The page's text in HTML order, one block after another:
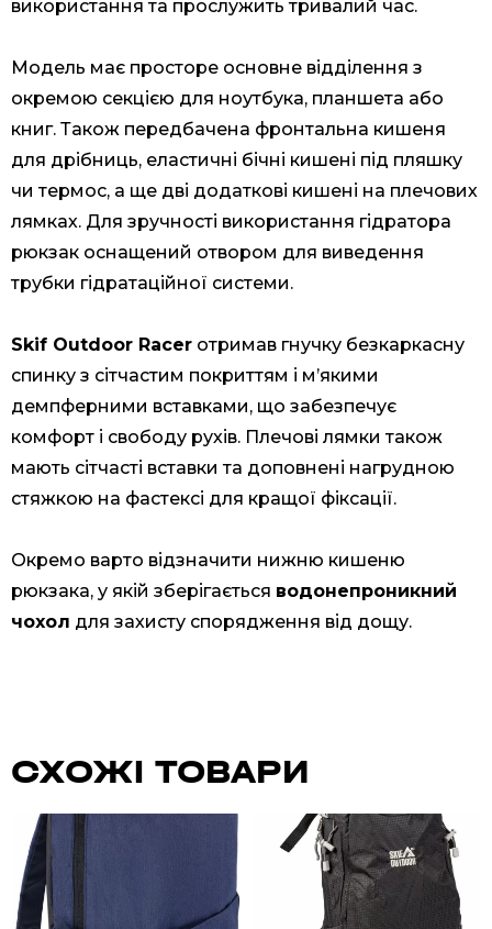
використання та прослужить тривалий час.
Модель має просторе основне відділення з
окремою секцією для ноутбука, планшета або
книг. Також передбачена фронтальна кишеня
для дрібниць, еластичні бічні кишені під пляшку
чи термос, а ще дві додаткові кишені на плечових
лямках. Для зручності використання гідратора
рюкзак оснащений отвором для виведення
трубки гідратаційної системи.
Skif Outdoor Racer отримав гнучку безкаркасну
спинку з сітчастим покриттям і м’якими
демпферними вставками, що забезпечує
комфорт і свободу рухів. Плечові лямки також
мають сітчасті вставки та доповнені нагрудною
стяжкою на фастексі для кращої фіксації.
Окремо варто відзначити нижню кишеню
рюкзака, у якій зберігається водонепроникний
чохол для захисту спорядження від дощу.
СХОЖІ ТОВАРИ